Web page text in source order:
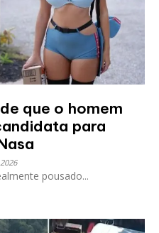
que o homem
para
pousado...